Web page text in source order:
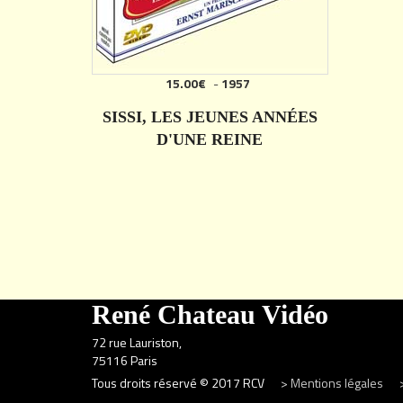
15.00€ -1957
SISSI, LES JEUNES ANNÉES
D'UNE REINE
René Chateau Vidéo
72 rue Lauriston,
75116 Paris
Tous droits réservé © 2017 RCV > Mentions légales